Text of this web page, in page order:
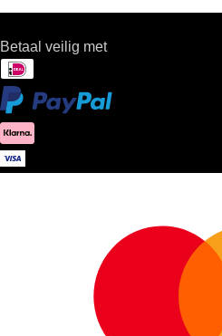
Betaal veilig met